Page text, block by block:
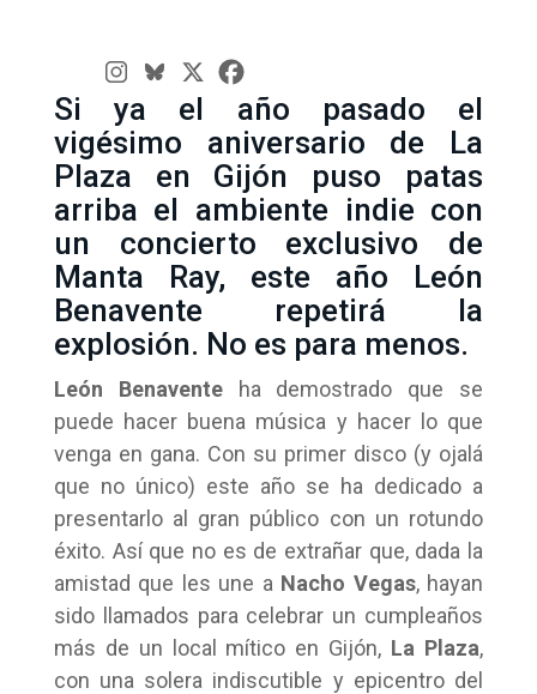
Si ya el año pasado el
vigésimo aniversario de La
Plaza en Gijón puso patas
arriba el ambiente indie con
un concierto exclusivo de
Manta Ray, este año León
Benavente repetirá la
explosión. No es para menos.
León Benaventeha demostrado que se
puede hacer buena música y hacer lo que
venga en gana. Con su primer disco (y ojalá
que no único) este año se ha dedicado a
presentarlo al gran público con un rotundo
éxito. Así que no es de extrañar que, dada la
amistad que les une a Nacho Vegas, hayan
sido llamados para celebrar un cumpleaños
más de un local mítico en Gijón, La Plaza,
con una solera indiscutible y epicentro del